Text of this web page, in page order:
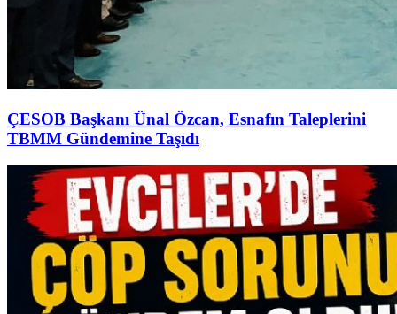
ÇESOB Başkanı Ünal Özcan, Esnafın Taleplerini
TBMM Gündemine Taşıdı